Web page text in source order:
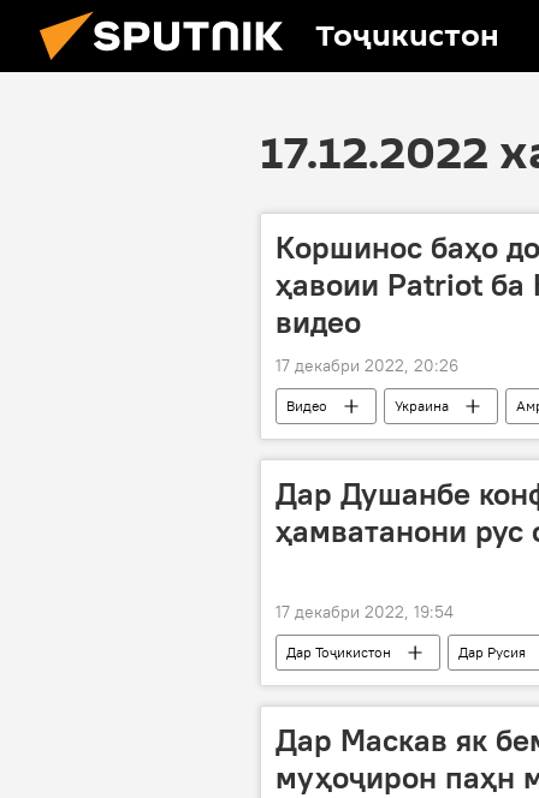
Тоҷикистон
17.12.2022
Коршинос баҳо
ҳавоии Patriot ба
видео
17 декабри 2022, 20:26
Видео Украина
Дар Душанбе
ҳамватанони рус
17 декабри 2022, 19:54
Дар Тоҷикистон Дар Русия
Дар Маскав як
муҳоҷирон паҳн